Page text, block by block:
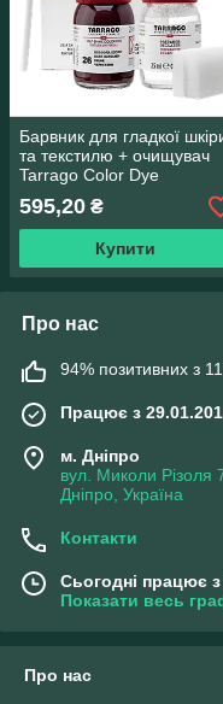
Барвник для гладкої
та текстилю + очищувач
Tarrago Color Dye
25мл+25мл колір темно
бордовий (26)
595,20 ₴
Купити
Про нас
94% позитивних з
Працює з
м. Дніпро
вул. Миколи Різоля
Дніпро, Україна
Контакти
Сьогодні працює
Показати весь
Про нас